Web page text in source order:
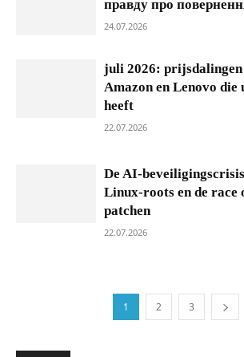
правду про
24.07.2026
juli 2026: prijsdalingen
Amazon en Lenovo die
heeft
22.07.2026
De AI-
Linux-roots en de race
patchen
22.07.2026
1 2 3